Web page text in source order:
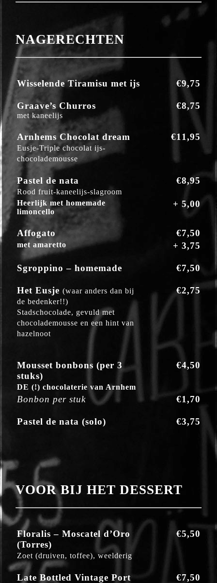
NAGERECHTEN
Wisselende Tiramisu met ijs €9,75
Graave’s Churros
met kaneelijs
€8,75
Arnhems Chocolat dream
Eusje-Triple chocolat ijs-
chocolademousse
€11,95
Pastel de nata
Rood fruit-kaneelijs-slagroom
€8,95
Heerlijk met homemade
limoncello
+ 5,00
Affogato €7,50
met amaretto + 3,75
Sgroppino – homemade €7,50
Het Eusje(waar anders dan bij
de bedenker!!)
Stadschocolade, gevuld met
chocolademousse en een hint van
hazelnoot
€2,75
Mousset bonbons (per 3
stuks)
DE (!) chocolaterie van Arnhem
€4,50
Bonbon per stuk €1,70
Pastel de nata (solo) €3,75
VOOR BIJ HET DESSERT
Floralis – Moscatel d’Oro
(Torres)
Zoet (druiven, toffee), weelderig
€5,50
Late Bottled Vintage Port €7,50